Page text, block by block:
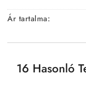
Ár tartalma:
16 Hasonló